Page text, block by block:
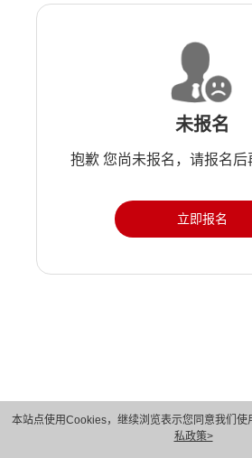
本站点使用Cookies，继续浏览表示您同意我们使
私政策>
未报名
抱歉 您尚未报名，请报名后
立即报名
版权所有 © 华为技术有限公司 1998-2026。 保留
隐私保护
法律声明